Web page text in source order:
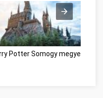
Potter Somogy megye